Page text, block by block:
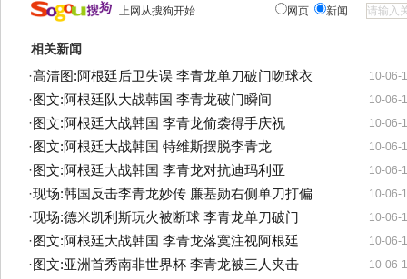
上网从搜狗开始 网页 新闻
相关新闻
10-06-
·高清图:阿根廷后卫失误 李青龙单刀破门吻球衣
10-06-
· 图文:阿根廷队大战韩国 李青龙破门瞬间
10-06-
· 图文:阿根廷大战韩国 李青龙偷袭得手庆祝
10-06-
· 图文:阿根廷大战韩国 特维斯摆脱李青龙
10-06-
· 图文:阿根廷大战韩国 李青龙对抗迪玛利亚
10-06-
·现场:韩国反击李青龙妙传 廉基勋右侧单刀打偏
10-06-
·现场:德米凯利斯玩火被断球 李青龙单刀破门
10-06-
· 图文:阿根廷大战韩国 李青龙落寞注视阿根廷
10-06-
· 图文:亚洲首秀南非世界杯 李青龙被三人夹击